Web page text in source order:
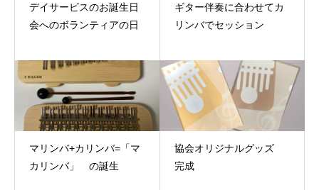
デイサービスのお誕生日
会へのボランティアの日
ギター伴奏に合わせてカ
リンバでセッション
マリンバ+カリンバ=「マ
カリンバ」 の誕生
協会オリジナルグッズ
完成